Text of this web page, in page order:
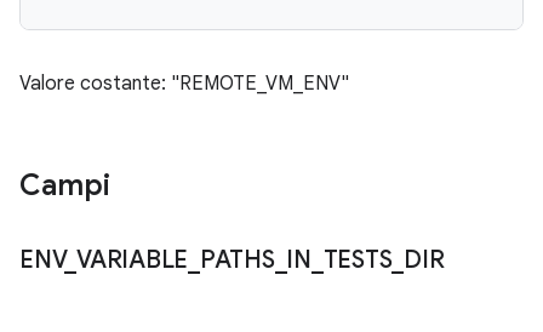
Valore costante: "REMOTE_VM_ENV"
Campi
ENV_ VARIABLE PATHS_ IN TESTS_ DIR